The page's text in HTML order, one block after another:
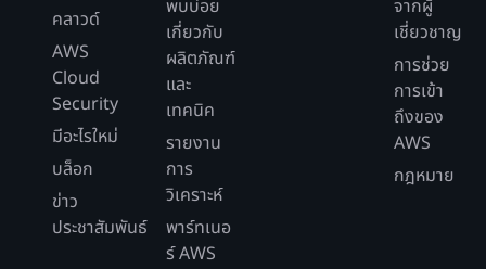
คลาวด์
AWS
Cloud
Security
มีอะไรใหม่
บล็อก
ข่าว
ประชาสัมพันธ์
พบบ่อย
เกี่ยวกับ
ผลิตภัณฑ์
และ
เทคนิค
รายงาน
การ
วิเคราะห์
พาร์ทเนอ
ร์ AWS
จากผู้
เชี่ยวชาญ
การช่วย
การเข้า
ถึงของ
AWS
กฎหมาย